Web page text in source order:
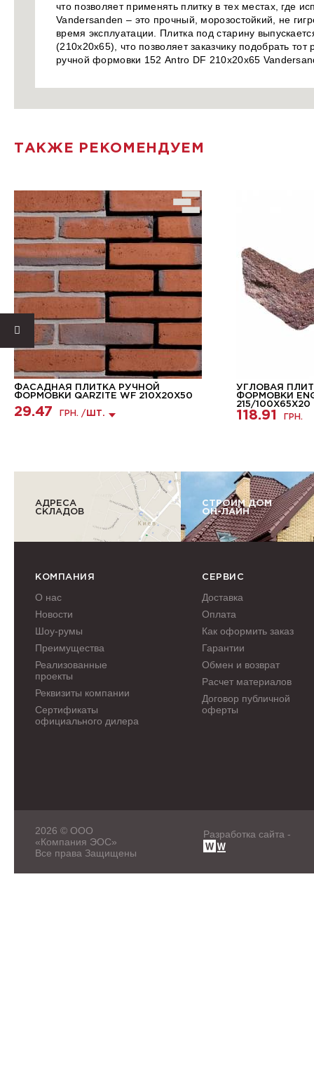
что позволяет применять плитку в тех местах, где
Vandersanden – это прочный, морозостойкий, не
время эксплуатации. Плитка под старину
(210х20х65), что позволяет заказчику подобрать
ручной формовки 152 Antro DF 210x20x65
ТАКЖЕ РЕКОМЕНДУЕМ
ФАСАДНАЯ ПЛИТКА РУЧНОЙ
ФОРМОВКИ QARZITE WF 210X20X50
29.47 ГРН. / ШТ.
УГЛОВАЯ
ФОРМОВКИ
215/100Х65Х20
118.91 ГРН.
АДРЕСА
СКЛАДОВ
СТРОИМ ДОМ
ОН-ЛАЙН
КОМПАНИЯ
О нас
Новости
Шоу-румы
Преимущества
Реализованные
проекты
Реквизиты компании
Сертификаты
официального дилера
СЕРВИС
Доставка
Оплата
Как оформить заказ
Гарантии
Обмен и возврат
Расчет материалов
Договор публичной
оферты
2026 © ООО
«Компания ЭОС»
Все права Защищены
Разработка сайта -